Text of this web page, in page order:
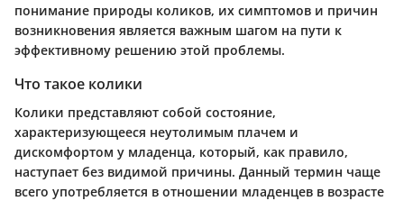
понимание природы коликов, их симптомов и причин
возникновения является важным шагом на пути к
эффективному решению этой проблемы.
Что такое колики
Колики представляют собой состояние,
характеризующееся неутолимым плачем и
дискомфортом у младенца, который, как правило,
наступает без видимой причины. Данный термин чаще
всего употребляется в отношении младенцев в возрасте